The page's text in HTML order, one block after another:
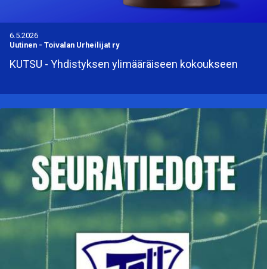
6.5.2026
Uutinen - Toivalan Urheilijat ry
KUTSU - Yhdistyksen ylimääräiseen kokoukseen